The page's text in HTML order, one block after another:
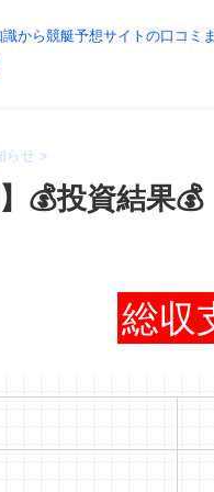
から競艇予想サイトの口コミ
らせ >
💰投資結果💰
総収